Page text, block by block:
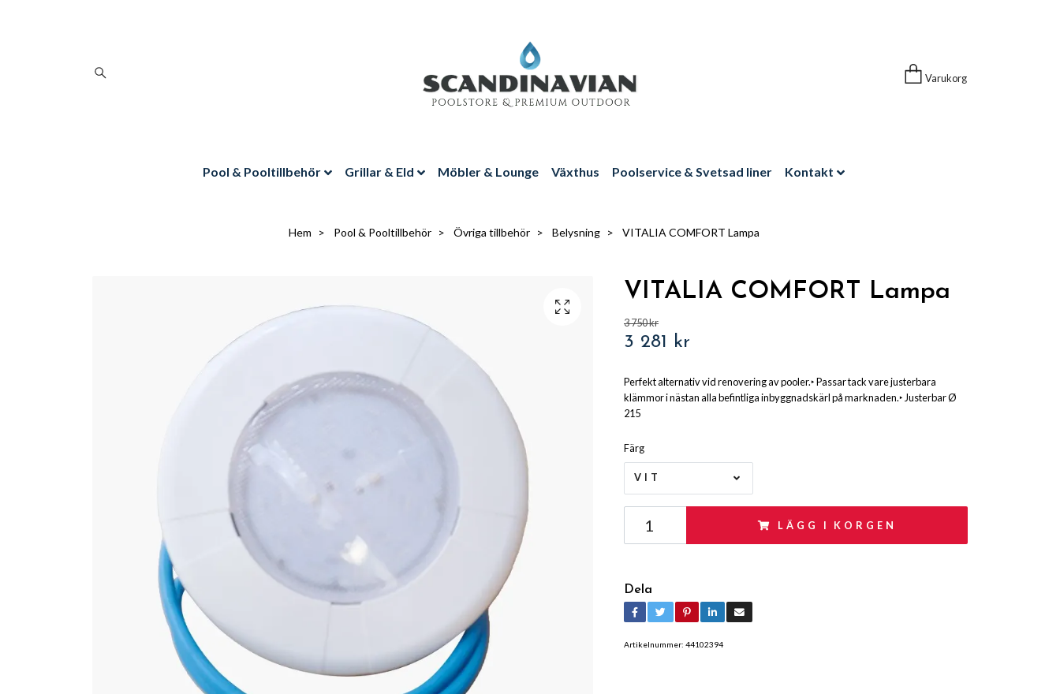
Varukorg
Pool & Pooltillbehör Grillar & Eld Möbler & Lounge Växthus Poolservice & Svetsad liner Kontakt
Hem Pool & Pooltillbehör Övriga tillbehör Belysning VITALIA COMFORT Lampa
VITALIA COMFORT Lampa
3 750 kr
3 281 kr
Perfekt alternativ vid renovering av pooler.‣ Passar tack vare justerbara
klämmor i nästan alla befintliga inbyggnadskärl på marknaden.‣ Justerbar Ø
215
Färg
VIT
LÄGG I KORGEN
Dela
Artikelnummer: 44102394